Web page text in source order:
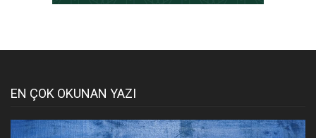
EN ÇOK OKUNAN YAZI